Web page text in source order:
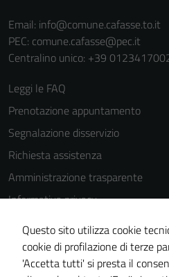
Email: info@comune.cafasse.to.it
PEC: comune.cafasse@pec.it
Centralino unico: +39
Leggi le FAQ
Prenotazione appuntamento
Segnalazione disservizio
Richiesta assistenza
Amministrazione trasparente
Informativa privacy
Cookie Policy
Note legali
Dichiarazione di accessibilità
Questo sito utilizza cookie
cookie di profilazione di terze
'Accetta tutti' si presta il